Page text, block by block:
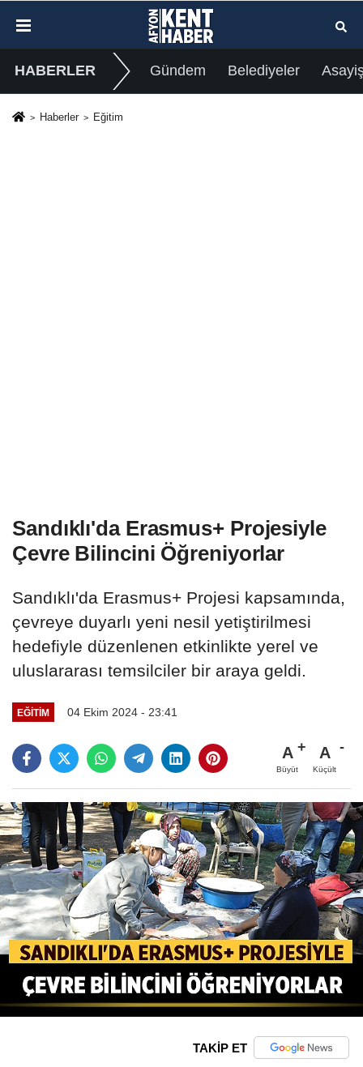
HABERLER Gündem Belediyeler
Haberler Eğitim
Sandıklı'da Erasmus+ Projesiyle
Çevre Bilincini Öğreniyorlar
Sandıklı'da Erasmus+ Projesi kapsamında,
çevreye duyarlı yeni nesil yetiştirilmesi
hedefiyle düzenlenen etkinlikte yerel ve
uluslararası temsilciler bir araya geldi.
EĞITIM 04 Ekim 2024 - 23:41
A
Büyüt
A
Küçült
TAKİP ET